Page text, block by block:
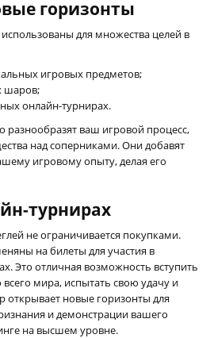
горизонты
для множества целей в
игровых предметов;
шаров;
онлайн-турнирах.
разнообразят ваш игровой процесс,
над соперниками. Они добавят
игровому опыту, делая его
турнирах
не ограничивается покупками.
на билеты для участия в
Это отличная возможность вступить
всего мира, испытать свою удачу и
открывает новые горизонты для
и демонстрации вашего
на высшем уровне.